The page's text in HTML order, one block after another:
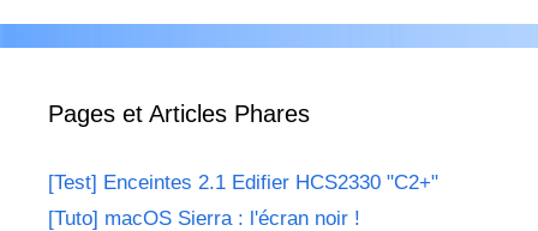
Pages et Articles Phares
[Test] Enceintes 2.1 Edifier HCS2330 "C2+"
[Tuto] macOS Sierra : l'écran noir !